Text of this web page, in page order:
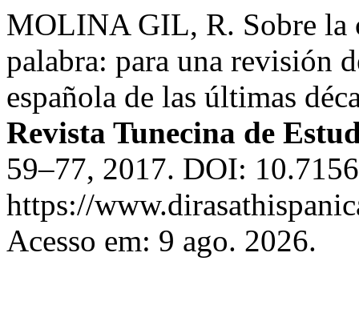
MOLINA GIL, R. Sobre la
palabra: para una revisión
española de las últimas
Revista Tunecina de
59–77, 2017. DOI:
https://
Acesso em: 9 ago. 2026.